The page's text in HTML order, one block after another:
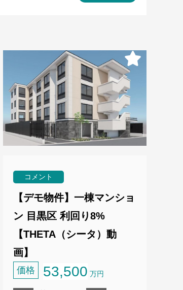
コメント
【デモ物件】一棟マンショ
ン 目黒区 利回り8%
【THETA（シータ）動
画】
価格 53,500 万円